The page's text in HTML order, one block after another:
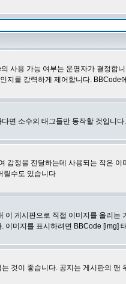
사용 가능 여부는 운영자가 결정합
지를 강력하게 제어합니다.
면 소수의 태그들만 동작할 것입니
감정을 전달하는데 사용되는 작은
릴수도 있습니다
이 게시판으로 직접 이미지를 올리
이미지를 표시하려면 BBCode [img]
것이 좋습니다. 공지는 게시판의